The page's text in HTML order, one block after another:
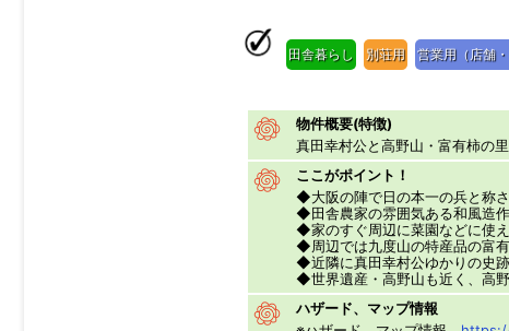
田舎暮らし 別荘用 営業用（店舗
物件概要(特徴)
真田幸村公と高野山・富有柿の
ここがポイント！
◆大阪の陣で日の本一の兵と称
◆田舎農家の雰囲気ある和風造作
◆家のすぐ周辺に菜園などに使え
◆周辺では九度山の特産品の富有
◆近隣に真田幸村公ゆかりの史
◆世界遺産・高野山も近く、高
ハザード、マップ情報